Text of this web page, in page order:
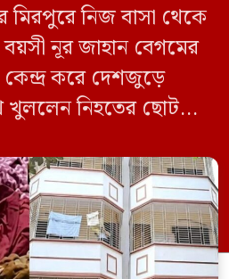
মিরপুরে নিজ বাসা থেকে
নূর জাহান বেগমের
করে দেশজুড়ে
নিহতের ছোট
আশিকুর রহমান।
ছড়ানো বিভিন্ন তথ্যকে
বুধবার (৩ জুন)
তিনি এই […]